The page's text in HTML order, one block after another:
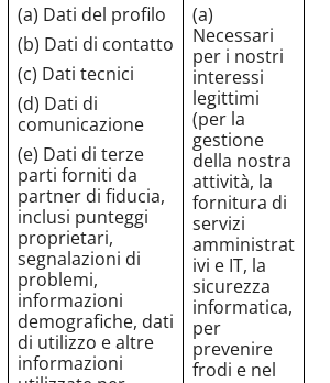
(a) Dati del profilo
(b) Dati di contatto
(c) Dati tecnici
(d) Dati di
comunicazione
(e) Dati di terze
parti forniti da
partner di fiducia,
inclusi punteggi
proprietari,
segnalazioni di
problemi,
informazioni
demografiche, dati
di utilizzo e altre
informazioni
(a)
Necessari
per i nostri
interessi
legittimi
(per la
gestione
della nostra
attività, la
fornitura di
servizi
amministrat
ivi e IT, la
sicurezza
informatica,
per
prevenire
frodi e nel